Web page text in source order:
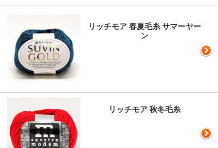
リッチモア 春夏毛糸 サマーヤー
ン
リッチモア 秋冬毛糸